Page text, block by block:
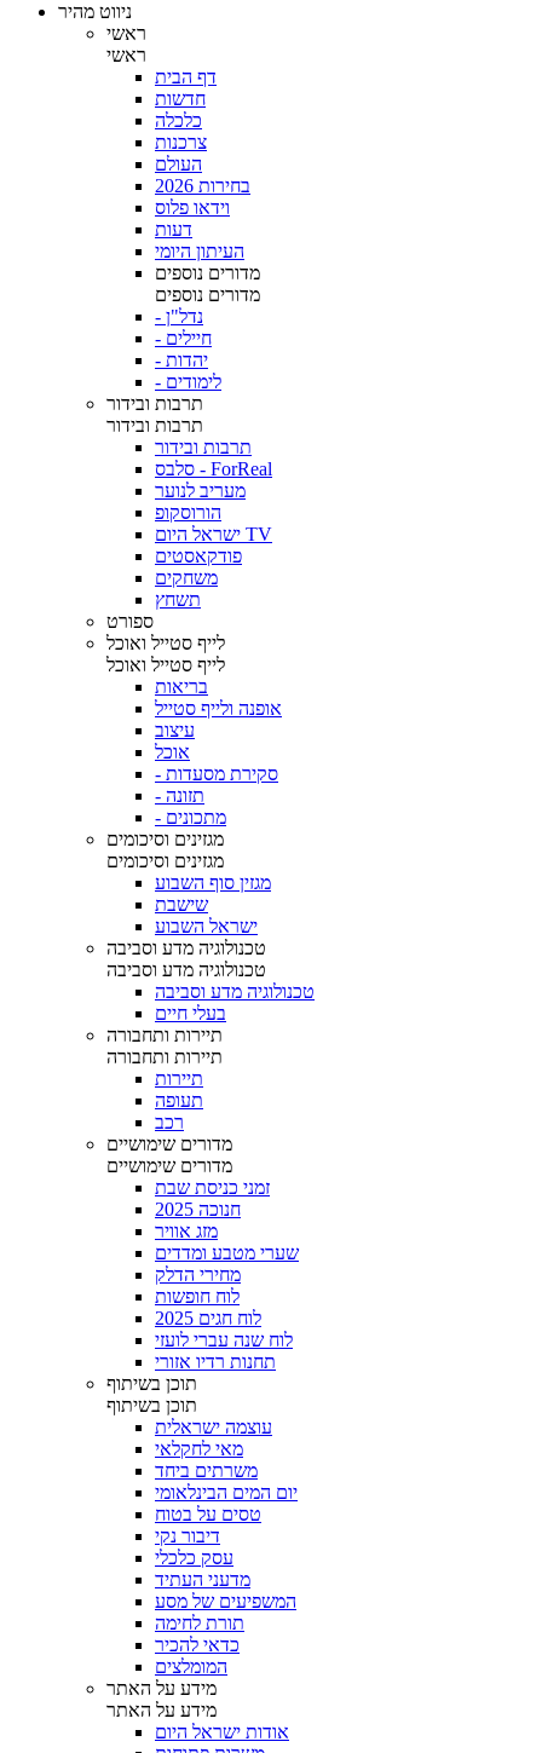
ניווט מהיר
ראשי
ראשי
דף הבית
חדשות
כלכלה
צרכנות
העולם
בחירות 2026
וידאו פלוס
דעות
העיתון היומי
מדורים נוספים
מדורים נוספים
- נדל"ן
- חיילים
- יהדות
- לימודים
תרבות ובידור
תרבות ובידור
תרבות ובידור
סלבס - ForReal
מעריב לנוער
הורוסקופ
ישראל היום TV
פודקאסטים
משחקים
תשחץ
ספורט
לייף סטייל ואוכל
לייף סטייל ואוכל
בריאות
אופנה ולייף סטייל
עיצוב
אוכל
- סקירת מסעדות
- תזונה
- מתכונים
מגזינים וסיכומים
מגזינים וסיכומים
מגזין סוף השבוע
שישבת
ישראל השבוע
טכנולוגיה מדע וסביבה
טכנולוגיה מדע וסביבה
טכנולוגיה מדע וסביבה
בעלי חיים
תיירות ותחבורה
תיירות ותחבורה
תיירות
תעופה
רכב
מדורים שימושיים
מדורים שימושיים
זמני כניסת שבת
חנוכה 2025
מזג אוויר
שערי מטבע ומדדים
מחירי הדלק
לוח חופשות
לוח חגים 2025
לוח שנה עברי לועזי
תחנות רדיו אזורי
תוכן בשיתוף
תוכן בשיתוף
עוצמה ישראלית
מאי לחקלאי
משרתים ביחד
יום המים הבינלאומי
טסים על בטוח
דיבור נקי
עסק כלכלי
מדעני העתיד
המשפיעים של מסע
תורת לחימה
כדאי להכיר
המומלצים
מידע על האתר
מידע על האתר
אודות ישראל היום